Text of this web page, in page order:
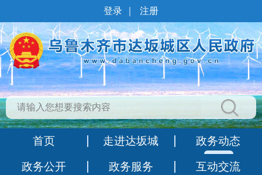
登录 注册
首页 走进达坂城 政务动态
政务公开 政务服务 互动交流